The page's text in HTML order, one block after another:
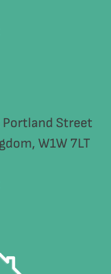
Portland Street
W1W 7LT